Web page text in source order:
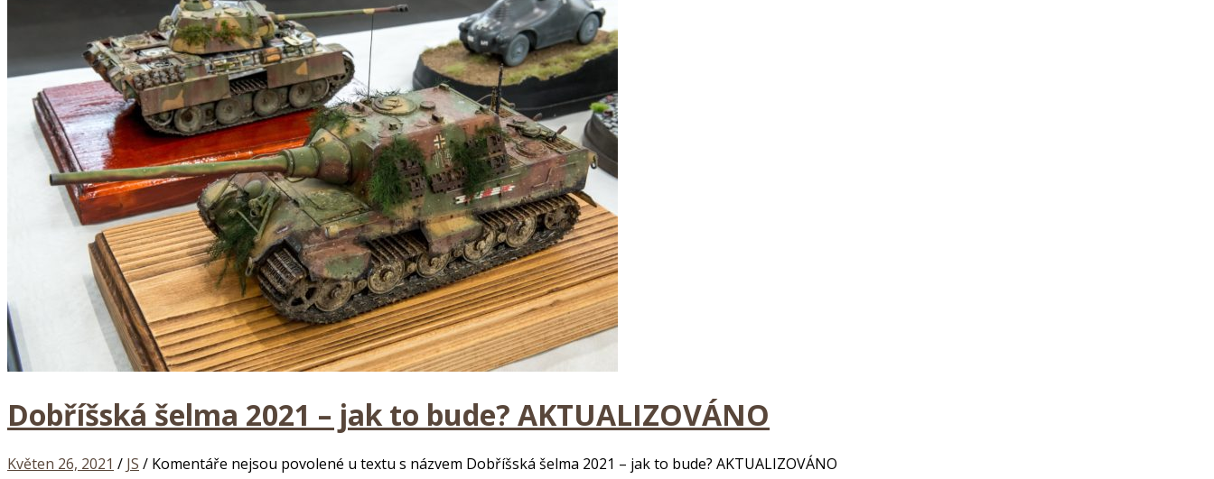
Dobříšská šelma 2021 – jak to bude? AKTUALIZOVÁNO
Květen 26, 2021 / JS / Komentáře nejsou povolené u textu s názvem Dobříšská šelma 2021 – jak to bude? AKTUALIZOVÁNO